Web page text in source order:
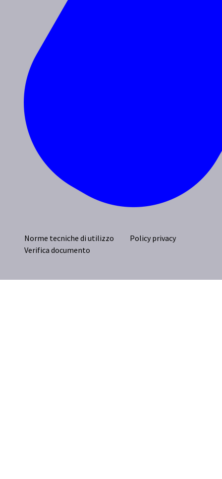
Norme tecniche di utilizzo
Policy privacy
Verifica documento